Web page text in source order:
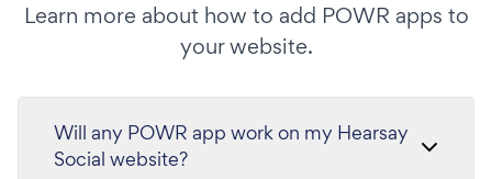
Learn more about how to add POWR apps to
your website.
Will any POWR app work on my Hearsay
Social website?